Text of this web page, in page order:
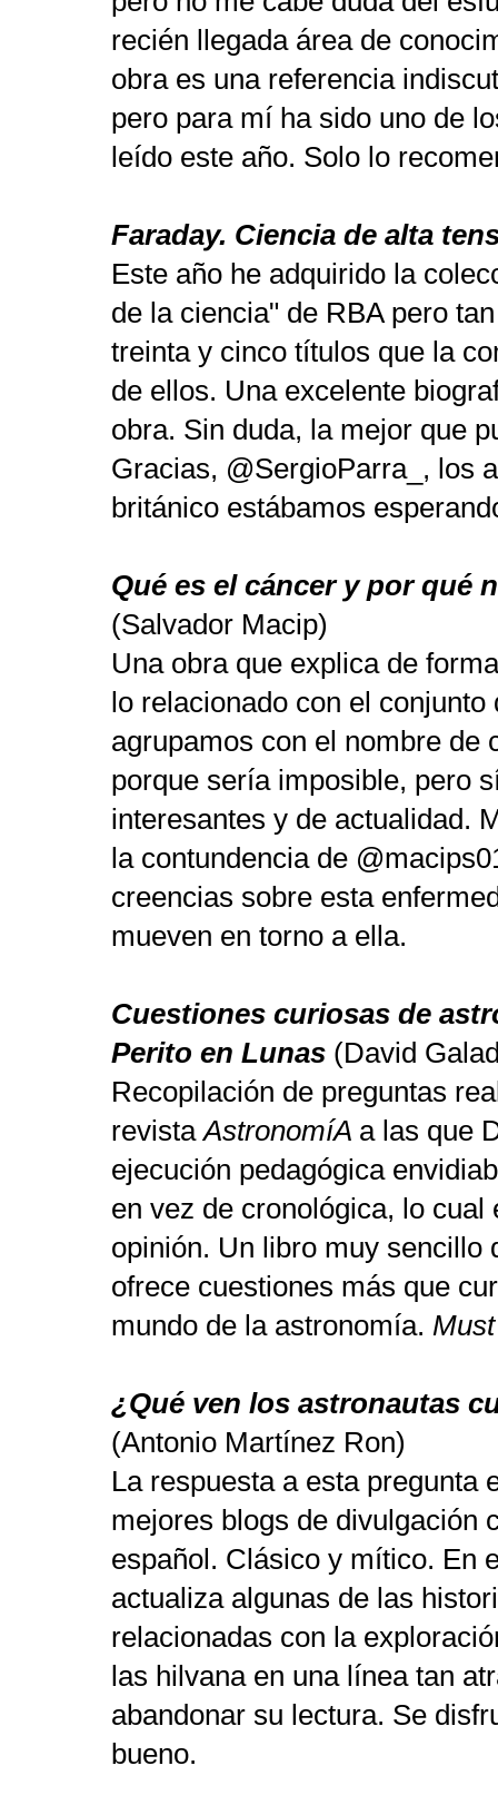
recién llegada área de
obra es una referencia
pero para mí ha sido uno de
leído este año. Solo lo
Faraday. Ciencia de alta
Este año he adquirido la
de la ciencia" de RBA pero
treinta y cinco títulos que la
de ellos. Una excelente
obra. Sin duda, la mejor que
Gracias, @SergioParra_, los
británico estábamos
Qué es el cáncer y por qué
(Salvador Macip)
Una obra que explica de
lo relacionado con el
agrupamos con el nombre de
porque sería imposible, pero
interesantes y de actualidad.
la contundencia de
creencias sobre esta
mueven en torno a ella.
Cuestiones curiosas de
Perito en Lunas (David
Recopilación de preguntas
revistaAstronomíA a las que
ejecución pedagógica
en vez de cronológica, lo cual
opinión. Un libro muy sencillo
ofrece cuestiones más que
mundo de la astronomía.
¿Qué ven los astronautas
(Antonio Martínez Ron)
La respuesta a esta pregunta
mejores blogs de divulgación
español. Clásico y mítico. En
actualiza algunas de las
relacionadas con la
las hilvana en una línea tan
abandonar su lectura. Se
bueno.